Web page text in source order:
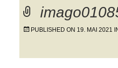
PUBLISHED ON 19. MAI 2021